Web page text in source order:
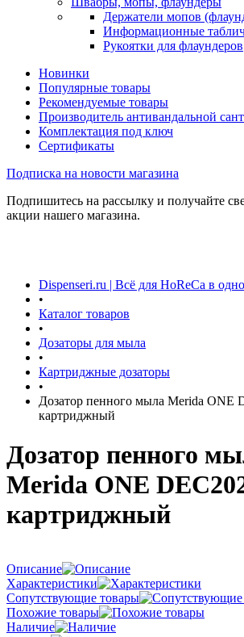
Держатели мопов
Информационные
Рукоятки для флаундеров
Новинки
Популярные товары
Рекомендуемые товары
Производитель антивандальной
Комплектация под ключ
Сертификаты
Подписка на новости магазина
Подпишитесь на рассылку и получайте
акции нашего магазина.
Dispenseri.ru | Всё для HoReCa в
•
Каталог товаров
•
Дозаторы для мыла
•
Картриджные дозаторы
•
Дозатор пенного мыла Merida ONE
картриджный
Дозатор пенного
Merida ONE
картриджный
Описание
Характеристики
Сопутствующие товары
Похожие товары
Наличие